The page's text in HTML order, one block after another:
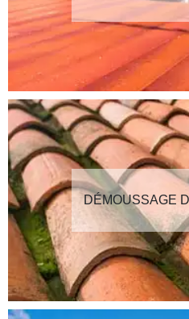
DÉMOUSSAGE